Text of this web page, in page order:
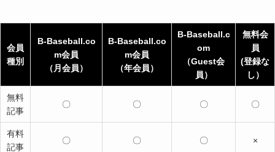
会員
種別
B-Baseball.co
m会員
（月会員）
B-Baseball.co
m会員
（年会員）
B-Baseball.c
om
（Guest会
員）
無料会
員
(登録な
し）
無料
記事
〇 〇 〇 〇
有料
記事
〇 〇 〇 ×